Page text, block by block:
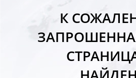
К